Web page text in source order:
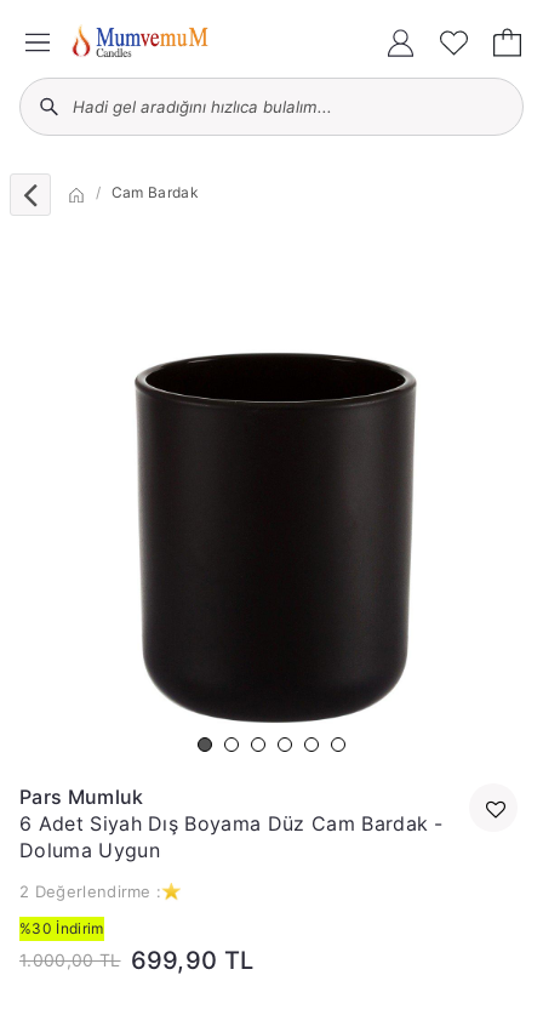
Cam Bardak
Pars Mumluk
6 Adet Siyah Dış Boyama Düz Cam Bardak -
Doluma Uygun
2 Değerlendirme :
%30 İndirim
1.000,00 TL 699,90 TL